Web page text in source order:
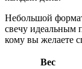
Небольшой
свечу идеальным
кому вы желаете
Вес